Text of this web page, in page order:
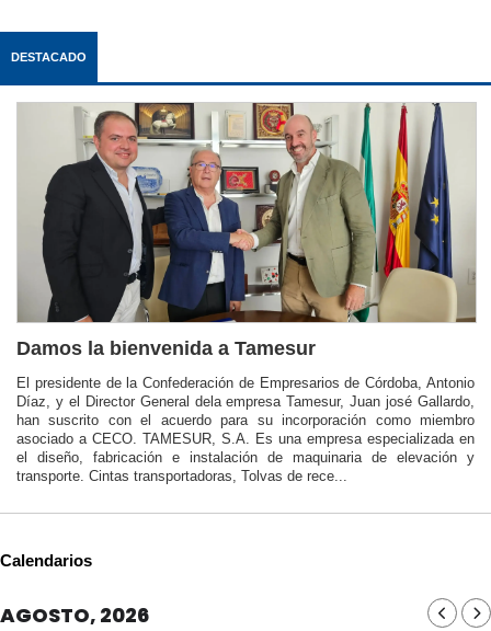
DESTACADO
Damos la bienvenida a Tamesur
El presidente de la Confederación de Empresarios de Córdoba, Antonio
Díaz, y el Director General dela empresa Tamesur, Juan josé Gallardo,
han suscrito con el acuerdo para su incorporación como miembro
asociado a CECO. TAMESUR, S.A. Es una empresa especializada en
el diseño, fabricación e instalación de maquinaria de elevación y
transporte. Cintas transportadoras, Tolvas de rece...
Calendarios
AGOSTO, 2026